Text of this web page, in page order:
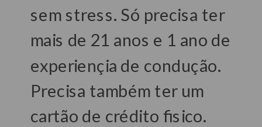
sem stress. Só precisa ter
mais de 21 anos e 1 ano de
experiençia de condução.
Precisa também ter um
cartão de crédito fisico.